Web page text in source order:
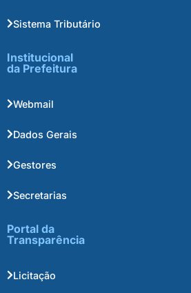
Sistema Tributário
Institucional
da Prefeitura
Webmail
Dados Gerais
Gestores
Secretarias
Portal da
Transparência
Licitação